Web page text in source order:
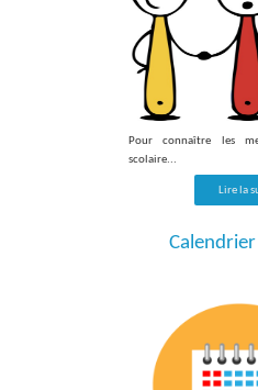
Pour connaître les
scolaire...
Lire la